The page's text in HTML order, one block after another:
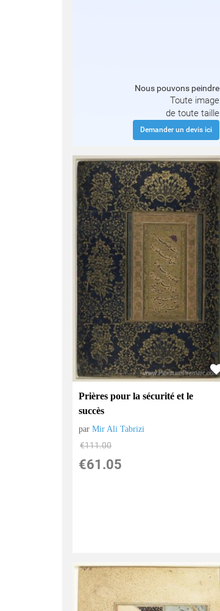
Nous pouvons peindre
Toute image
de toute taille
Demander un devis ici
Prières pour la sécurité et le
succès
parMir Ali Tabrizi
€111.00
€61.05